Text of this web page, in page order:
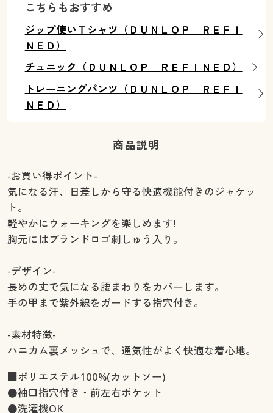
こちらもおすすめ
ジップ使いＴシャツ（ＤＵＮＬＯＰ ＲＥＦＩ
ＮＥＤ）
チュニック（ＤＵＮＬＯＰ ＲＥＦＩＮＥＤ）
トレーニングパンツ（ＤＵＮＬＯＰ ＲＥＦＩ
ＮＥＤ）
商品説明
-お買い得ポイント-
気になる汗、日差しから守る快適機能付きのジャケッ
ト。
軽やかにウォーキングを楽しめます!
胸元にはブランドロゴ刺しゅう入り。
-デザイン-
長めの丈で気になる腰まわりをカバーします。
手の甲まで紫外線をガードする指穴付き。
-素材特徴-
ハニカム裏メッシュで、通気性がよく快適な着心地。
■ポリエステル100%(カットソー)
●袖口指穴付き・前左右ポケット
●洗濯機OK